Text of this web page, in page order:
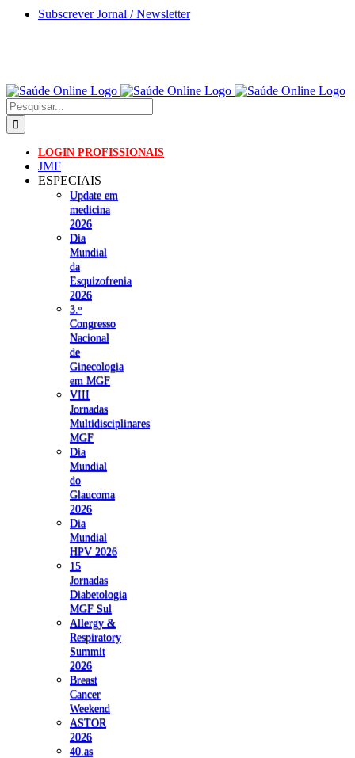
Skip
Subscrever Jornal / Newsletter
Pesquisar
LOGIN PROFISSIONAIS
JMF
ESPECIAIS
Update em
medicina
2026
Dia
Mundial
da
Esquizofrenia
2026
3.ᵒ
Congresso
Nacional
de
Ginecologia
em MGF
VIII
Jornadas
Multidisciplinares
MGF
Dia
Mundial
do
Glaucoma
2026
Dia
Mundial
HPV 2026
15
Jornadas
Diabetologia
MGF Sul
Allergy &
Respiratory
Summit
2026
Breast
Cancer
Weekend
ASTOR
2026
40.as